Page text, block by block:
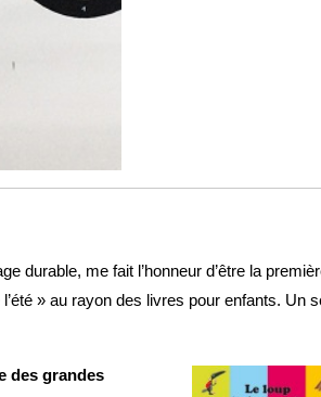
durable, me fait l’honneur d’être la
» au rayon des livres pour enfants. Un
des grandes